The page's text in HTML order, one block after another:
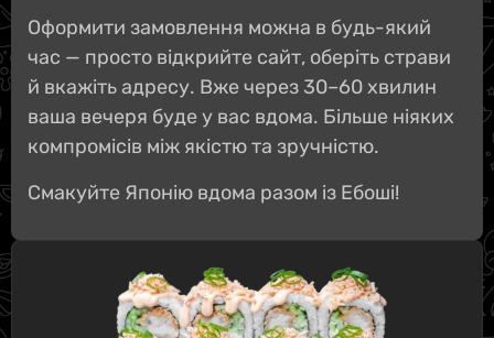
Оформити замовлення можна в будь-який
час — просто відкрийте сайт, оберіть страви
й вкажіть адресу. Вже через 30–60 хвилин
ваша вечеря буде у вас вдома. Більше ніяких
компромісів між якістю та зручністю.
Смакуйте Японію вдома разом із Ебоші!